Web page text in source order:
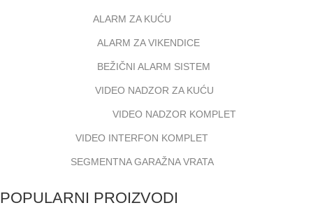
ALARM ZA KUĆU
ALARM ZA VIKENDICE
BEŽIČNI ALARM SISTEM
VIDEO NADZOR ZA KUĆU
VIDEO NADZOR KOMPLET
VIDEO INTERFON KOMPLET
SEGMENTNA GARAŽNA VRATA
POPULARNI PROIZVODI